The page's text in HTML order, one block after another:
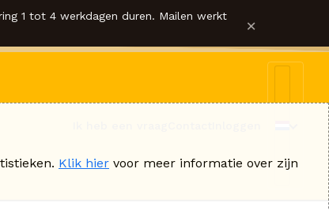
1 tot 4 werkdagen duren. Mailen werkt ×
Klik hier voor meer informatie over zijn